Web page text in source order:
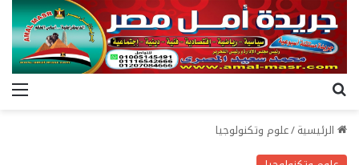
الرئيسية/علوم وتكنولوجيا